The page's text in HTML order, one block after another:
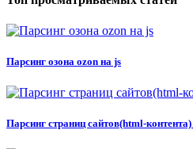
Парсинг озона ozon на js
Парсинг страниц сайтов(html-